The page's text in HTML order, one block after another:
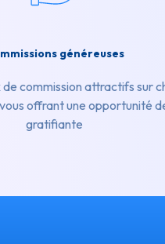
généreuses
commission attractifs sur
offrant une opportunité
gratifiante